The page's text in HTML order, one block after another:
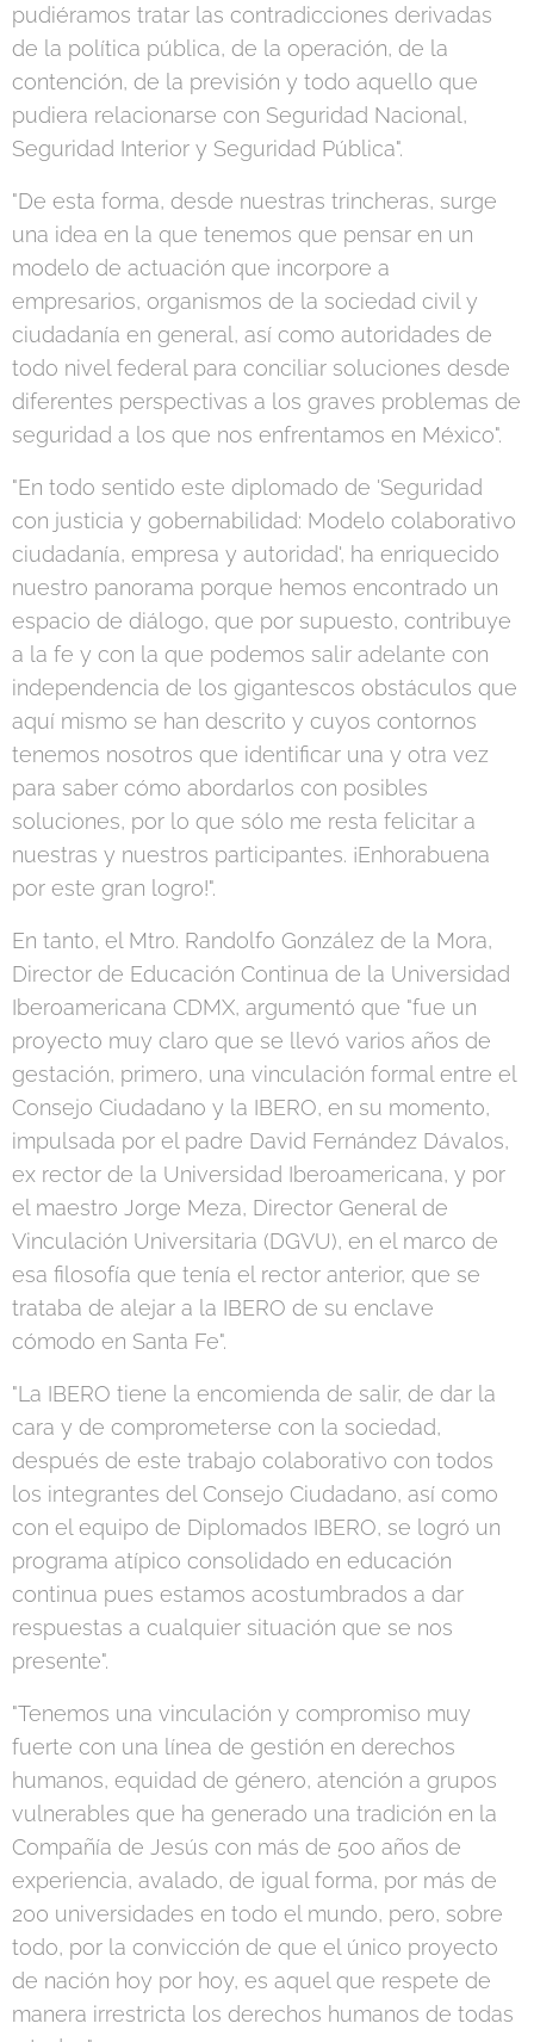
pudiéramos tratar las contradicciones derivadas
de la política pública, de la operación, de la
contención, de la previsión y todo aquello que
pudiera relacionarse con Seguridad Nacional,
Seguridad Interior y Seguridad Pública".
"De esta forma, desde nuestras trincheras, surge
una idea en la que tenemos que pensar en un
modelo de actuación que incorpore a
empresarios, organismos de la sociedad civil y
ciudadanía en general, así como autoridades de
todo nivel federal para conciliar soluciones desde
diferentes perspectivas a los graves problemas de
seguridad a los que nos enfrentamos en México".
"En todo sentido este diplomado de 'Seguridad
con justicia y gobernabilidad: Modelo colaborativo
ciudadanía, empresa y autoridad', ha enriquecido
nuestro panorama porque hemos encontrado un
espacio de diálogo, que por supuesto, contribuye
a la fe y con la que podemos salir adelante con
independencia de los gigantescos obstáculos que
aquí mismo se han descrito y cuyos contornos
tenemos nosotros que identificar una y otra vez
para saber cómo abordarlos con posibles
soluciones, por lo que sólo me resta felicitar a
nuestras y nuestros participantes. ¡Enhorabuena
por este gran logro!".
En tanto, el Mtro. Randolfo González de la Mora,
Director de Educación Continua de la Universidad
Iberoamericana CDMX, argumentó que "fue un
proyecto muy claro que se llevó varios años de
gestación, primero, una vinculación formal entre el
Consejo Ciudadano y la IBERO, en su momento,
impulsada por el padre David Fernández Dávalos,
ex rector de la Universidad Iberoamericana, y por
el maestro Jorge Meza, Director General de
Vinculación Universitaria (DGVU), en el marco de
esa filosofía que tenía el rector anterior, que se
trataba de alejar a la IBERO de su enclave
cómodo en Santa Fe".
"La IBERO tiene la encomienda de salir, de dar la
cara y de comprometerse con la sociedad,
después de este trabajo colaborativo con todos
los integrantes del Consejo Ciudadano, así como
con el equipo de Diplomados IBERO, se logró un
programa atípico consolidado en educación
continua pues estamos acostumbrados a dar
respuestas a cualquier situación que se nos
presente".
"Tenemos una vinculación y compromiso muy
fuerte con una línea de gestión en derechos
humanos, equidad de género, atención a grupos
vulnerables que ha generado una tradición en la
Compañía de Jesús con más de 500 años de
experiencia, avalado, de igual forma, por más de
200 universidades en todo el mundo, pero, sobre
todo, por la convicción de que el único proyecto
de nación hoy por hoy, es aquel que respete de
manera irrestricta los derechos humanos de todas